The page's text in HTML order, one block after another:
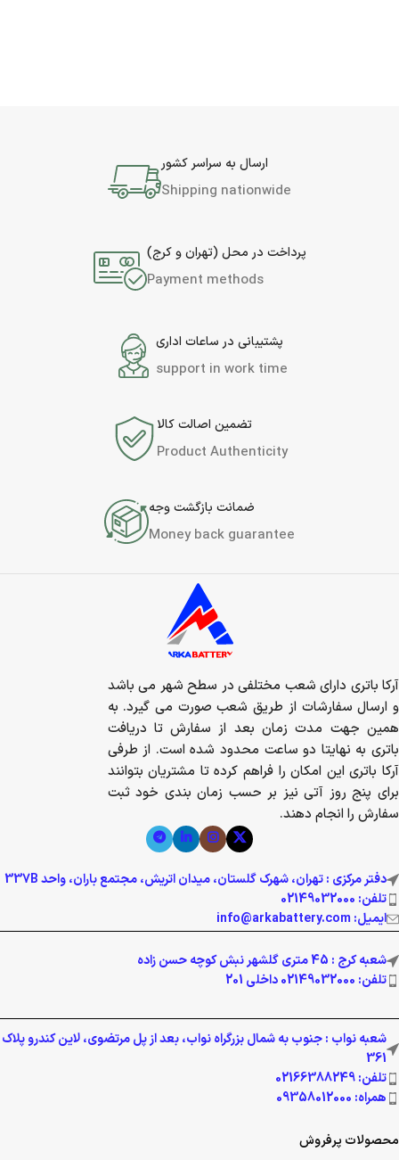
ارسال به سراسر کشور
Shipping nationwide
پرداخت در محل (تهران و کرج)
Payment methods
پشتیبانی در ساعات اداری
support in work time
تضمین اصالت کالا
Product Authenticity
ضمانت بازگشت وجه
Money back guarantee
آرکا باتری دارای شعب مختلفی در سطح شهر می باشد
و ارسال سفارشات از طریق شعب صورت می گیرد. به
همین جهت مدت زمان بعد از سفارش تا دریافت
باتری به نهایتا دو ساعت محدود شده است. از طرفی
آرکا باتری این امکان را فراهم کرده تا مشتریان بتوانند
برای پنج روز آتی نیز بر حسب زمان بندی خود ثبت
سفارش را انجام دهند.
دفتر مرکزی : تهران، شهرک گلستان، میدان اتریش، مجتمع باران، واحد 337B
تلفن: 02149032000
ایمیل: info@arkabattery.com
شعبه کرج : 45 متری گلشهر نبش کوچه حسن زاده
تلفن: 02149032000 داخلی 201
شعبه نواب : جنوب به شمال بزرگراه نواب، بعد از پل مرتضوی، لاین کندرو پلاک
361
تلفن: 02166388249
همراه: 09358012000
محصولات پرفروش